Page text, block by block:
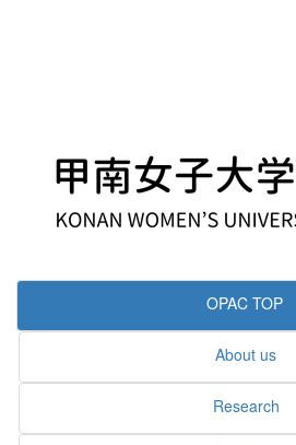
OPAC TOP
About us
Research